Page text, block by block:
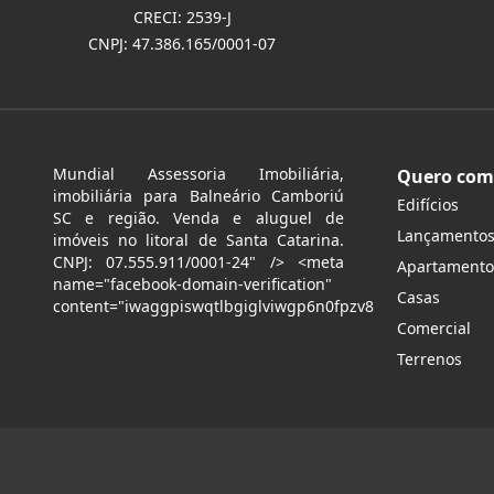
CRECI: 2539-J
CNPJ: 47.386.165/0001-07
Mundial Assessoria Imobiliária,
imobiliária para Balneário Camboriú
SC e região. Venda e aluguel de
imóveis no litoral de Santa Catarina.
CNPJ: 07.555.911/0001-24" /> <meta
name="facebook-domain-verification"
content="iwaggpiswqtlbgiglviwgp6n0fpzv8
Quero
Edifícios
Lançamentos
Casas
Comercial
Terrenos